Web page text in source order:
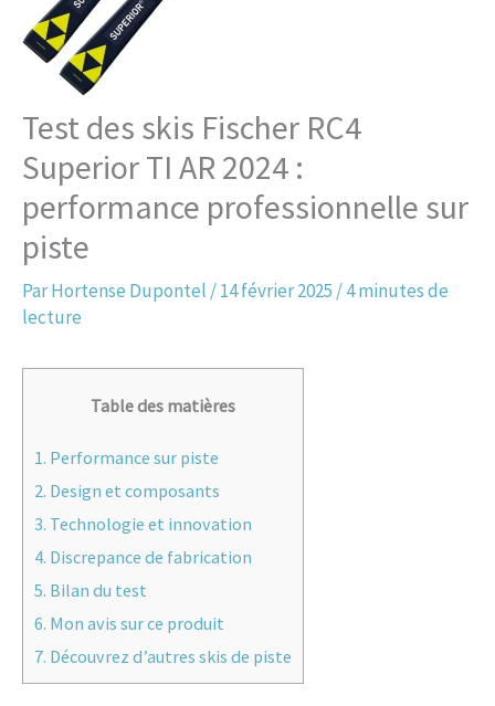
Test des skis Fischer RC4
Superior TI AR 2024 :
performance professionnelle sur
piste
ParHortense Dupontel/14 février 2025/4 minutes de
lecture
Table des matières
1. Performance sur piste
2. Design et composants
3. Technologie et innovation
4. Discrepance de fabrication
5. Bilan du test
6. Mon avis sur ce produit
7. Découvrez d’autres skis de piste